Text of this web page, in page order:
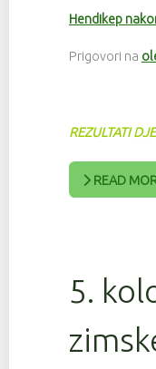
Hendikep
Prigovori na
REZULTATI
READ
5.